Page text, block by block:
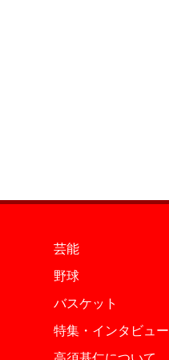
芸能
野球
バスケット
特集・インタビュー